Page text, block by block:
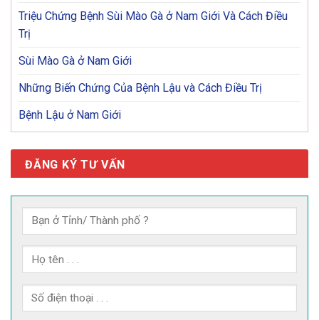
Triệu Chứng Bệnh Sùi Mào Gà ở Nam Giới Và Cách Điều
Trị
Sùi Mào Gà ở Nam Giới
Những Biến Chứng Của Bệnh Lậu và Cách Điều Trị
Bệnh Lậu ở Nam Giới
ĐĂNG KÝ TƯ VẤN